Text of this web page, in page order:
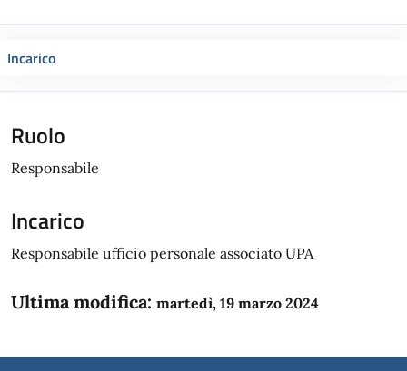
Incarico
Ruolo
Responsabile
Incarico
Responsabile ufficio personale associato UPA
Ultima modifica: martedì, 19 marzo 2024